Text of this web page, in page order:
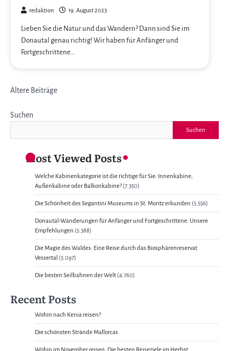
redaktion 19. August 2023
Lieben Sie die Natur und das Wandern? Dann sind Sie im
Donautal genau richtig! Wir haben für Anfänger und
Fortgeschrittene…
Beitragsnavigation
Ältere Beiträge
Suchen
Suchen
Most Viewed Posts
Welche Kabinenkategorie ist die richtige für Sie: Innenkabine,
Außenkabine oder Balkonkabine? (7.350)
Die Schönheit des Segantini Museums in St. Moritz erkunden (5.556)
Donautal-Wanderungen für Anfänger und Fortgeschrittene: Unsere
Empfehlungen (5.388)
Die Magie des Waldes: Eine Reise durch das Biosphärenreservat
Vessertal (5.097)
Die besten Seilbahnen der Welt (4.760)
Recent Posts
Wohin nach Kenia reisen?
Die schönsten Strände Mallorcas